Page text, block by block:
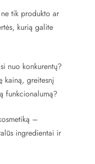
tik produkto ar
kurią galite
nuo konkurentų?
kainą, greitesnį
funkcionalumą?
–
ingredientai ir